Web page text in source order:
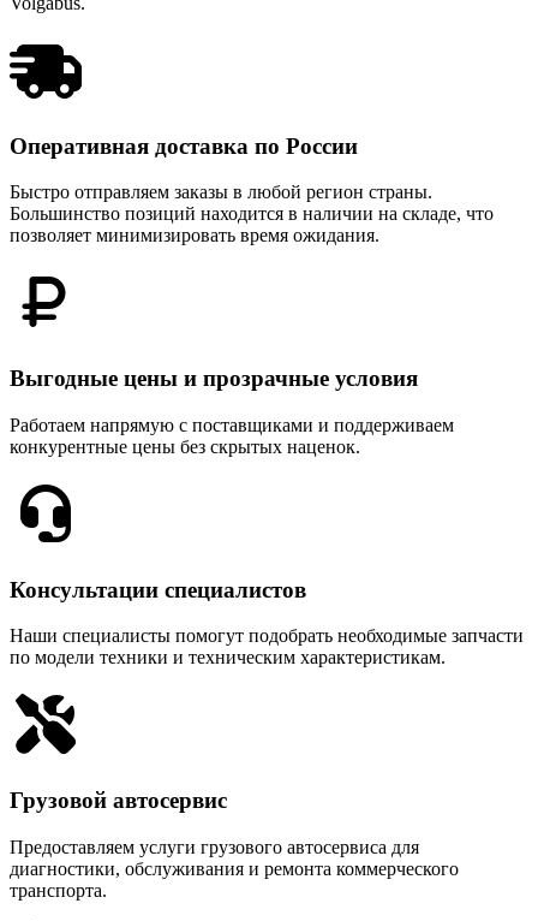
Оперативная доставка по России
Быстро отправляем заказы в любой регион страны.
Большинство позиций находится в наличии на складе, что
позволяет минимизировать время ожидания.
Выгодные цены и прозрачные условия
Работаем напрямую с поставщиками и поддерживаем
конкурентные цены без скрытых наценок.
Консультации специалистов
Наши специалисты помогут подобрать необходимые запчасти
по модели техники и техническим характеристикам.
Грузовой автосервис
Предоставляем услуги грузового автосервиса для
диагностики, обслуживания и ремонта коммерческого
транспорта.